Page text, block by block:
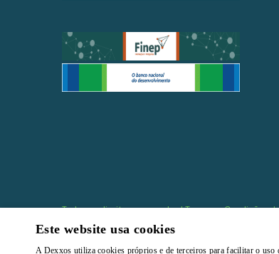
Todos os direitos reservados |Termos e Condições
Este website usa cookies
A Dexxos utiliza cookies próprios e de terceiros para facilitar o uso